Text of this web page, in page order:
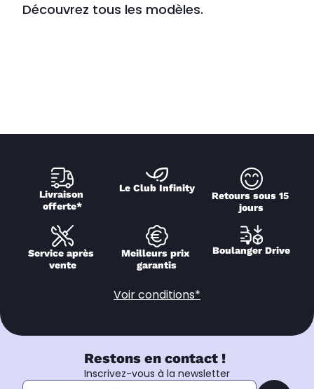
Découvrez tous les modèles.
Livraison
offerte*
Le Club Infinity
Retours sous 15
jours
Service après
vente
Meilleurs prix
garantis
Boulanger Drive
Voir conditions*
Restons en contact !
Inscrivez-vous à la newsletter